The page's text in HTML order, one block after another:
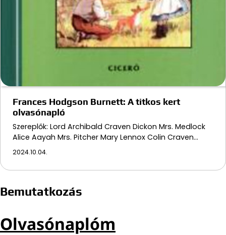
Frances Hodgson Burnett: A titkos kert
olvasónapló
Szereplők: Lord Archibald Craven Dickon Mrs. Medlock
Alice Aayah Mrs. Pitcher Mary Lennox Colin Craven…
2024.10.04.
Bemutatkozás
Olvasónaplóm